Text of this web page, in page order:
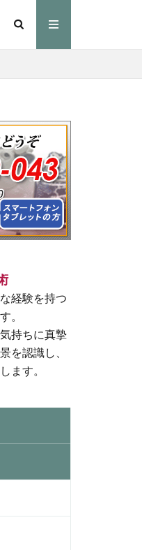
経験を持つ
。
持ちに真摯
を認識し、
ます。